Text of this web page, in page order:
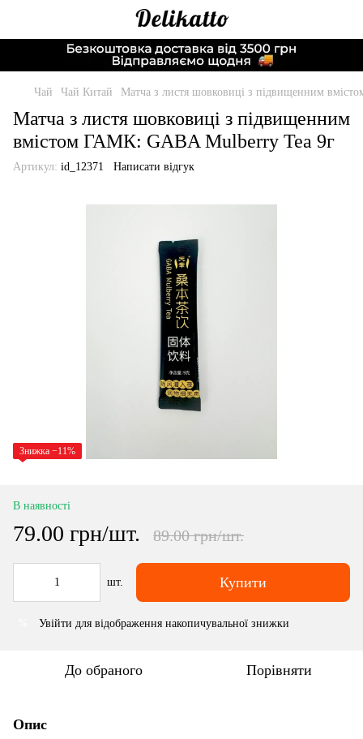
Чай Чай Китай Матча з листя шовковиці з підвищенним
Матча з листя шовковиці з підвищенним
вмістом ГАМК: GABA Mulberry Tea 9г
Артикул: id_12371 Написати відгук
Знижка −11%
В наявності
79.00 грн/шт. 89.00 грн/шт.
шт. Купити
Увійти для відображення накопичувальної знижки
До обраного Порівняти
Опис